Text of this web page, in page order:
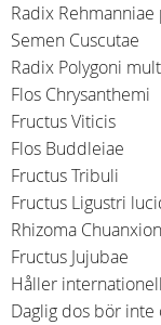
Radix
Semen Cuscutae
Radix Polygoni
Flos Chrysanthemi
Fructus Viticis
Flos Buddleiae
Fructus Tribuli
Fructus Ligustri
Rhizoma
Fructus Jujubae
Håller
Daglig dos bör inte